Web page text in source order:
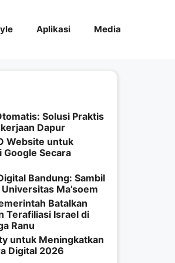
Aplikasi Media
Solusi Praktis
Dapur
Website untuk
Google Secara
Bandung: Sambil
Ma’soem
Batalkan
Terafiliasi Israel di
Ranu
untuk Meningkatkan
Digital 2026